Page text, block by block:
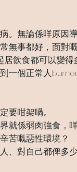
。無論係咩原因
無事都好，面對
飲食都可以變
一個正常人
要咁架喎。
就係弱肉強食，
苦嘅惡性環境？
、對自己都俾多